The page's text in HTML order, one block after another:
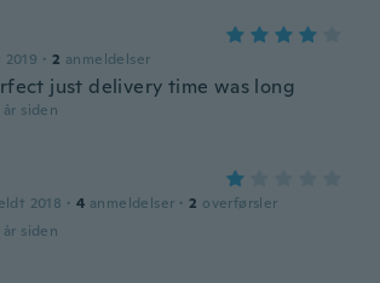
· 2 anmeldelser
just delivery time was long
siden
2018 · 4 anmeldelser · 2 overførsler
siden